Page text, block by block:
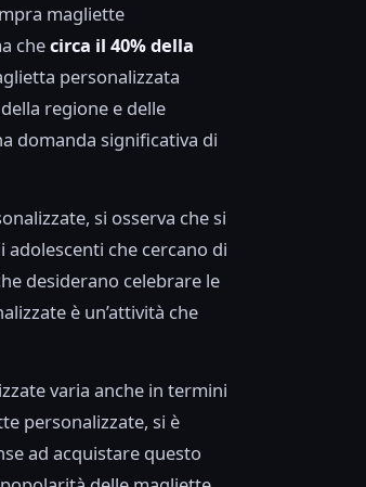
magliette
checirca il 40% della
personalizzata
regione e delle
domanda significativa di
si osserva che si
adolescenti che cercano di
desiderano celebrare le
è un’attività che
varia anche in termini
personalizzate, si è
ad acquistare questo